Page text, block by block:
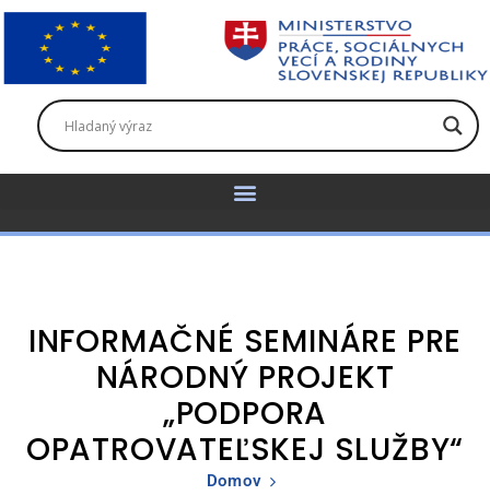
INFORMAČNÉ SEMINÁRE PRE
NÁRODNÝ PROJEKT
„PODPORA
OPATROVATEĽSKEJ SLUŽBY“
Domov